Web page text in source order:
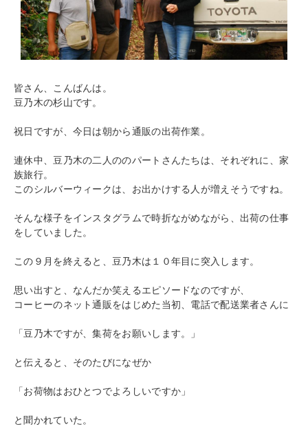
皆さん、こんばんは。
豆乃木の杉山です。
祝日ですが、今日は朝から通販の出荷作業。
連休中、豆乃木の二人ののパートさんたちは、それぞれに、家
族旅行。
このシルバーウィークは、お出かけする人が増えそうですね。
そんな様子をインスタグラムで時折ながめながら、出荷の仕事
をしていました。
この９月を終えると、豆乃木は１０年目に突入します。
思い出すと、なんだか笑えるエピソードなのですが、
コーヒーのネット通販をはじめた当初、電話で配送業者さんに
「豆乃木ですが、集荷をお願いします。」
と伝えると、そのたびになぜか
「お荷物はおひとつでよろしいですか」
と聞かれていた。